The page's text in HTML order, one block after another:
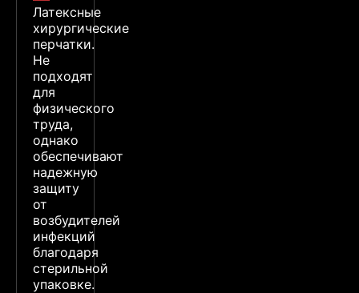
Латексные
хирургические
перчатки.
Не
подходят
для
физического
труда,
однако
обеспечивают
надежную
защиту
от
возбудителей
инфекций
благодаря
стерильной
упаковке.